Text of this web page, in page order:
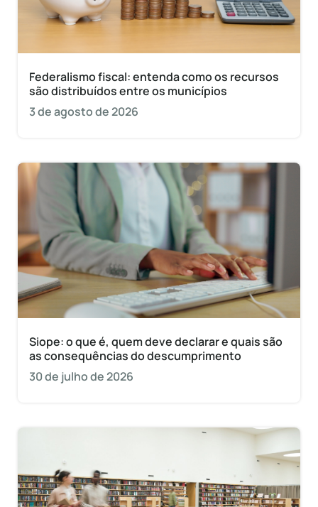
Federalismo fiscal: entenda como os recursos
são distribuídos entre os municípios
3 de agosto de 2026
Siope: o que é, quem deve declarar e quais são
as consequências do descumprimento
30 de julho de 2026